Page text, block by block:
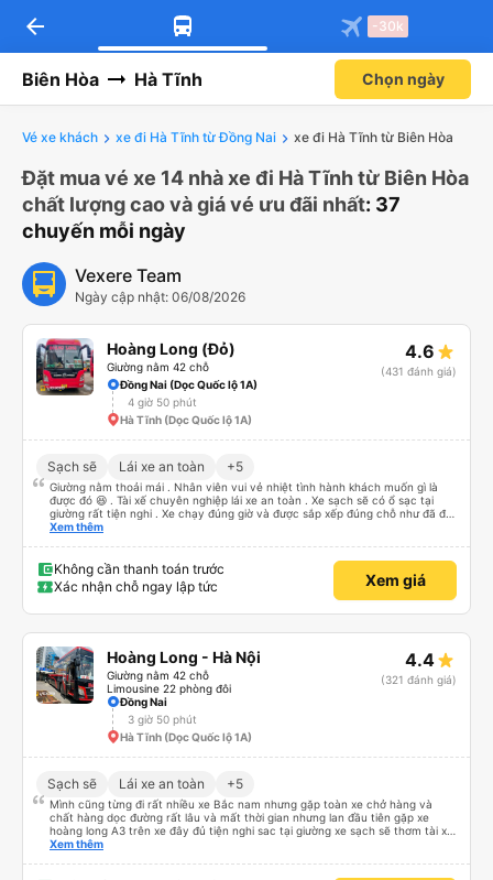
arrow_back -30k
Biên Hòa Hà Tĩnh Chọn ngày
Vé xe khách xe đi Hà Tĩnh từ Đồng Nai xe đi Hà Tĩnh từ Biên Hòa
Đặt mua vé xe 14 nhà xe đi Hà Tĩnh từ Biên Hòa
chất lượng cao và giá vé ưu đãi nhất: 37
chuyến mỗi ngày
Vexere Team
Ngày cập nhật: 06/08/2026
Hoàng Long (Đỏ)
Giường nằm 42 chỗ
4.6
(431 đánh giá)
Đồng Nai (Dọc Quốc lộ 1A)
4 giờ 50 phút
Hà Tĩnh (Dọc Quốc lộ 1A)
Sạch sẽ Lái xe an toàn +5
Giường nằm thoải mái . Nhân viên vui vẻ nhiệt tình hành khách muốn gì là
được đó 😆 . Tài xế chuyên nghiệp lái xe an toàn . Xe sạch sẽ có ổ sạc tại
giường rất tiện nghi . Xe chạy đúng giờ và được sắp xếp đúng chỗ như đã đặt
. Điểm 10 cho hoàng long đỏ 👍
Xem thêm
Không cần thanh toán trước
Xác nhận chỗ ngay lập tức
Xem giá
Hoàng Long - Hà Nội
Giường nằm 42 chỗ
Limousine 22 phòng đôi
4.4
(321 đánh giá)
Đồng Nai
3 giờ 50 phút
Hà Tĩnh (Dọc Quốc lộ 1A)
Sạch sẽ Lái xe an toàn +5
Mình cũng từng đi rất nhiều xe Bắc nam nhưng gặp toàn xe chở hàng và
chất hàng dọc đường rất lâu và mất thời gian nhưng lan đầu tiên gặp xe
hoàng long A3 trên xe đây đủ tiện nghi sac tại giường xe sạch sẽ thơm tài xế
lo xe thoải mái vui tính sẽ con ung hô nhe
Xem thêm